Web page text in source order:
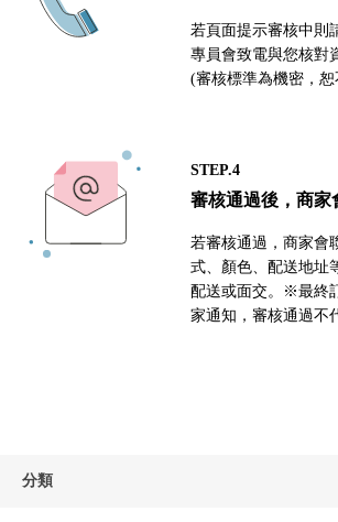
若頁面提示審核中則
專員會致電與您核對
(審核標準為機密，
STEP.4
審核通過後，商家
若審核通過，商家會
式、顏色、配送地址
配送或面交。※最終
家通知，審核通過不
分類